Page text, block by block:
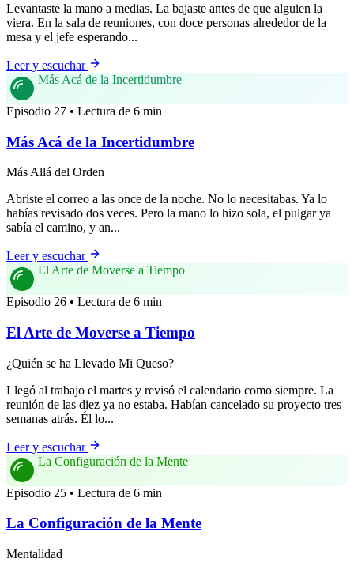
Levantaste la mano a medias. La bajaste antes de que alguien la
viera. En la sala de reuniones, con doce personas alrededor de la
mesa y el jefe esperando...
Leer y escuchar
Más Acá de la Incertidumbre
Episodio 27 • Lectura de 6 min
Más Acá de la Incertidumbre
Más Allá del Orden
Abriste el correo a las once de la noche. No lo necesitabas. Ya lo
habías revisado dos veces. Pero la mano lo hizo sola, el pulgar ya
sabía el camino, y an...
Leer y escuchar
El Arte de Moverse a Tiempo
Episodio 26 • Lectura de 6 min
El Arte de Moverse a Tiempo
¿Quién se ha Llevado Mi Queso?
Llegó al trabajo el martes y revisó el calendario como siempre. La
reunión de las diez ya no estaba. Habían cancelado su proyecto tres
semanas atrás. Él lo...
Leer y escuchar
La Configuración de la Mente
Episodio 25 • Lectura de 6 min
La Configuración de la Mente
Mentalidad